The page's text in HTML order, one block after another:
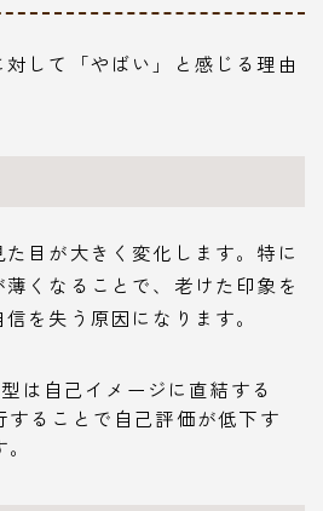
して「やばい」と感じる理由
目が大きく変化します。特に
くなることで、老けた印象を
を失う原因になります。
は自己イメージに直結する
することで自己評価が低下す